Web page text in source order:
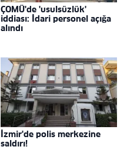
ÇOMÜ'de 'usulsüzlük'
iddiası: İdari personel açığa
alındı
İzmir'de polis merkezine
saldırı!